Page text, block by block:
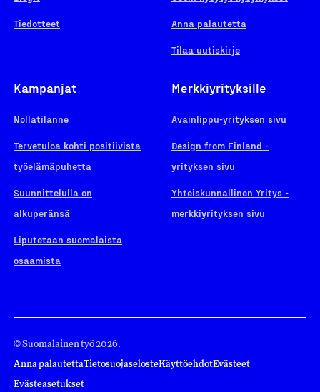
Tiedotteet Anna palautetta
Tilaa uutiskirje
Kampanjat
Nollatilanne
Tervetuloa kohti positiivista
työelämäpuhetta
Suunnittelulla on
alkuperänsä
Liputetaan suomalaista
osaamista
Merkkiyrityksille
Avainlippu-yrityksen sivu
Design from Finland -
yrityksen sivu
Yhteiskunnallinen Yritys -
merkkiyrityksen sivu
© Suomalainen työ 2026.
Anna palautettaTietosuojaselosteKäyttöehdotEvästeet
Evästeasetukset